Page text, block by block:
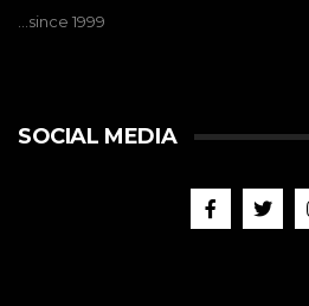
…since 1999
SOCIAL MEDIA